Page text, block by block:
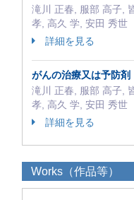
滝川 正春, 服部 高子,
孝, 高久 学, 安田 秀世
詳細を見る
がんの治療又は予防剤
滝川 正春, 服部 高子,
孝, 高久 学, 安田 秀世
詳細を見る
Works（作品等）